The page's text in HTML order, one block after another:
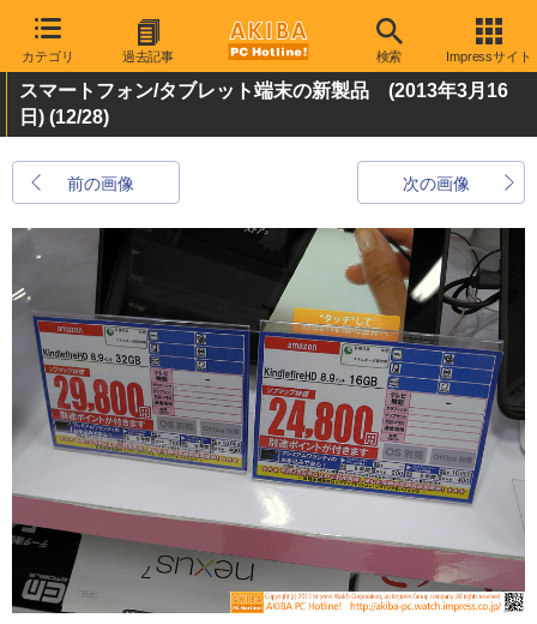
カテゴリ 過去記事 検索 Impressサイト
スマートフォン/タブレット端末の新製品 (2013年3月16
日) (12/28)
前の画像 次の画像